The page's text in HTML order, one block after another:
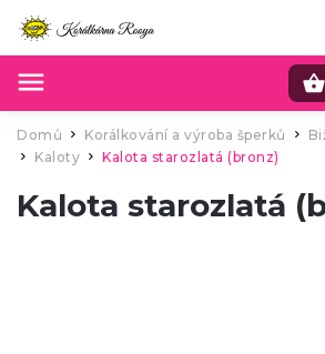
Domů / Korálkování a výroba šperků
/
Kaloty / Kalota starozlatá (bronz)
Kalota starozlatá